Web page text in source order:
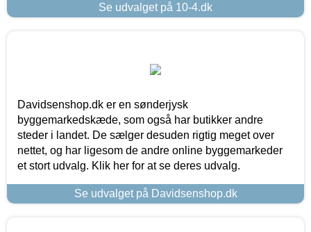
Se udvalget på 10-4.dk
Davidsenshop.dk er en sønderjysk
byggemarkedskæde, som også har butikker andre
steder i landet. De sælger desuden rigtig meget over
nettet, og har ligesom de andre online byggemarkeder
et stort udvalg. Klik her for at se deres udvalg.
Se udvalget på Davidsenshop.dk